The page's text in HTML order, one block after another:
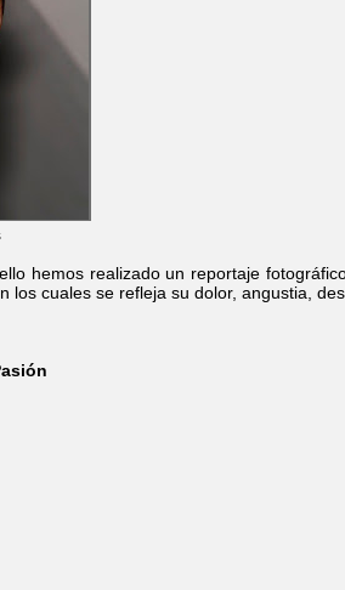
hemos realizado un reportaje
los cuales se refleja su dolor, angustia,